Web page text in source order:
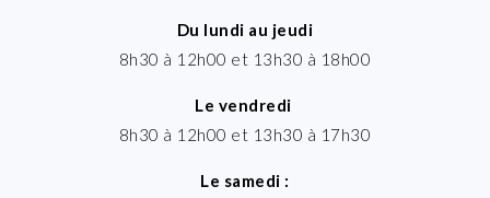
Du lundi au jeudi
8h30 à 12h00 et 13h30 à 18h00
Le vendredi
8h30 à 12h00 et 13h30 à 17h30
Le samedi :